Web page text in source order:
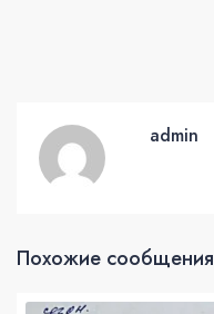
admin
Похожие сообщения